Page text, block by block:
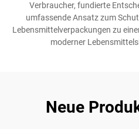
Verbraucher, fundierte
umfassende Ansatz zum
Lebensmittelverpackungen zu
moderner
Neue